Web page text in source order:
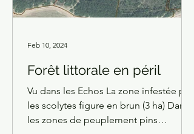
Forêt littorale en péril
Vu dans les Echos La zone infestée par
les scolytes figure en brun (3 ha) Dans
les zones de peuplement pins
Feb 10, 2024